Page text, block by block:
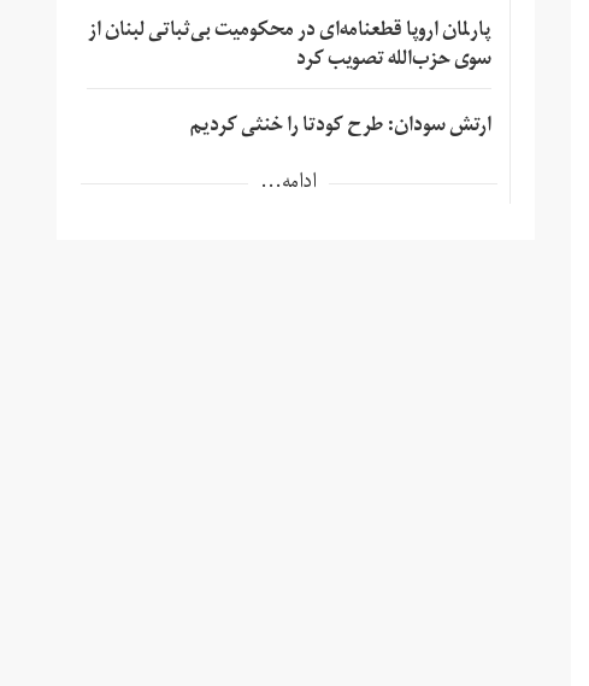
پارلمان اروپا قطعنامه‌ای در محکومیت بی‌ثباتی لبنان از
سوی حزب‌الله تصویب کرد
ارتش سودان: طرح کودتا را خنثی کردیم
ادامه...